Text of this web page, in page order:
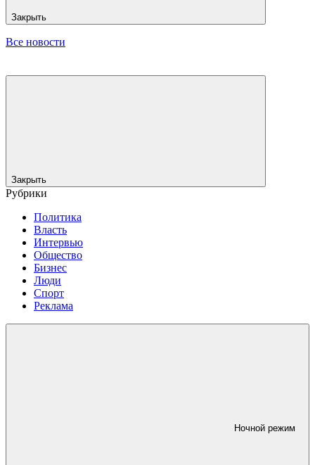
Закрыть
Все новости
Закрыть
Рубрики
Политика
Власть
Интервью
Общество
Бизнес
Люди
Спорт
Реклама
Ночной режим